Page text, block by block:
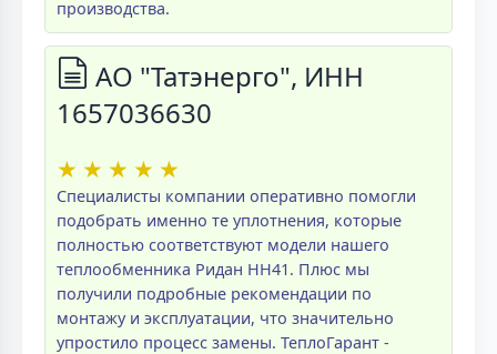
производства.
АО "Татэнерго", ИНН
1657036630
★ ★ ★ ★ ★
Специалисты компании оперативно помогли
подобрать именно те уплотнения, которые
полностью соответствуют модели нашего
теплообменника Ридан НН41. Плюс мы
получили подробные рекомендации по
монтажу и эксплуатации, что значительно
упростило процесс замены. ТеплоГарант -